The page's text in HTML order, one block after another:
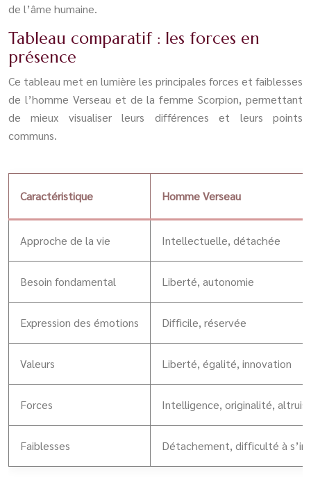
de l’âme humaine.
Tableau comparatif : les forces en
présence
Ce tableau met en lumière les principales forces et faiblesses
de l’homme Verseau et de la femme Scorpion, permettant
de mieux visualiser leurs différences et leurs points
communs.
Caractéristique Homme Verseau
Approche de la vie Intellectuelle, détachée
Besoin fondamental Liberté, autonomie
Expression des émotions Difficile, réservée
Valeurs Liberté, égalité, innovation
Forces Intelligence, originalité,
Faiblesses Détachement, difficulté à